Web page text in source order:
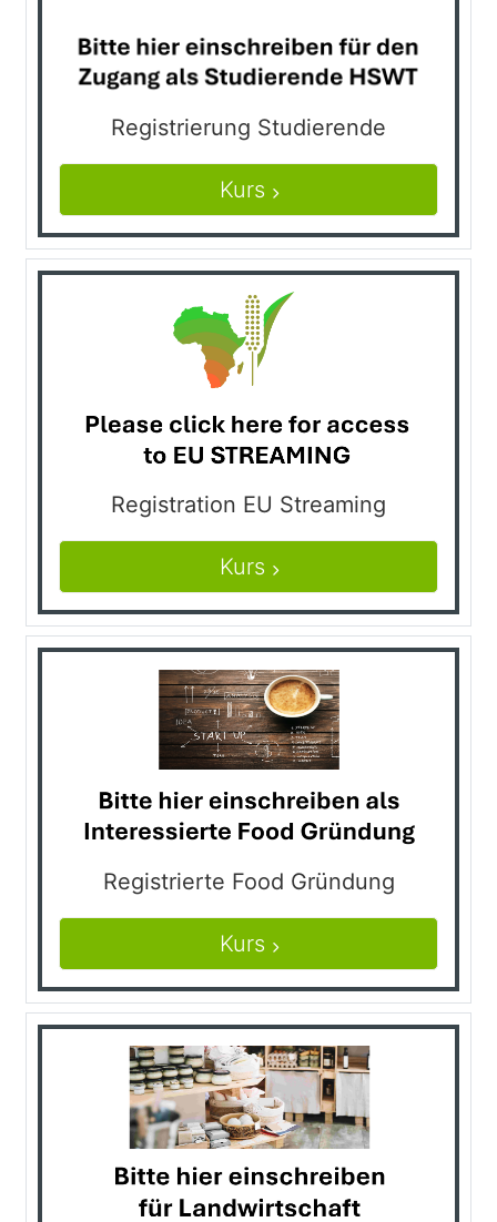
Registrierung Studierende
Kurs
Registration EU Streaming
Kurs
Registrierte Food Gründung
Kurs